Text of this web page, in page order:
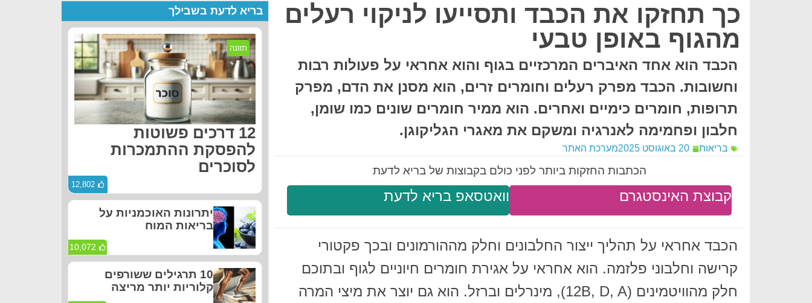
כך תחזקו את הכבד ותסייעו לניקוי רעלים
מהגוף באופן טבעי
הכבד הוא אחד האיברים המרכזיים בגוף והוא אחראי על פעולות רבות
וחשובות. הכבד מפרק רעלים וחומרים זרים, הוא מסנן את הדם, מפרק
תרופות, חומרים כימיים ואחרים. הוא ממיר חומרים שונים כמו שומן,
חלבון ופחמימה לאנרגיה ומשקם את מאגרי הגליקוגן.
בריאות 20 באוגוסט 2025 מערכת האתר
הכתבות החזקות ביותר לפני כולם בקבוצות של בריא לדעת
וואטסאפ בריא לדעת קבוצת האינסטגרם
הכבד אחראי על תהליך ייצור החלבונים וחלק מההורמונים ובכך פקטורי
קרישה וחלבוני פלזמה. הוא אחראי על אגירת חומרים חיוניים לגוף ובתוכם
חלק מהוויטמינים (12B, D, A), מינרלים וברזל. הוא גם יוצר את מיצי המרה
בריא לדעת בשבילך
תזונה
12 דרכים פשוטות
להפסקת ההתמכרות
לסוכרים
12,802
יתרונות האוכמניות על
בריאות המוח
10,072
10 תרגילים ששורפים
קלוריות יותר מריצה